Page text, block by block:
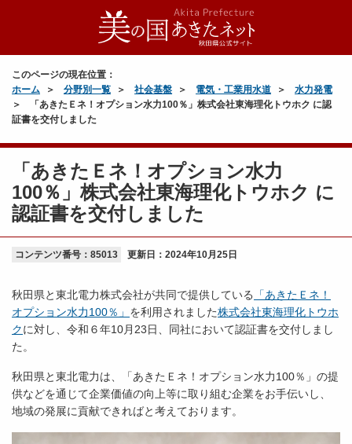
このページの現在位置：
ホーム
分野別一覧 社会基盤 電気・工業用水道
水力発電
「あきたＥネ！オプション水力100％」株式会社東海理化トウホク に認
証書を交付しました
「あきたＥネ！オプション水力
100％」株式会社東海理化トウホク に
認証書を交付しました
コンテンツ番号：85013 更新日： 2024年10月25日
秋田県と東北電力株式会社が共同で提供している
「あきたＥネ！
オプション水力100％」 を利用されました株式会社東海理化トウホ
クに対し、令和６年10月23日、同社において認証書を交付しまし
た。
秋田県と東北電力は、「あきたＥネ！オプション水力100％」の提
供などを通じて企業価値の向上等に取り組む企業をお手伝いし、
地域の発展に貢献できればと考えております。